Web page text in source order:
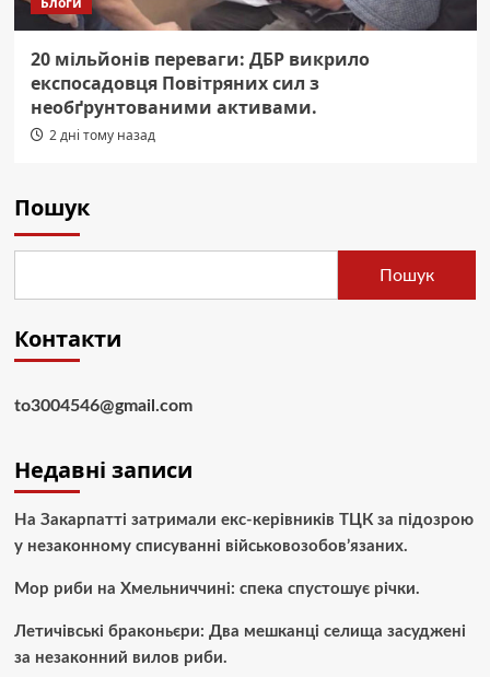
20 мільйонів переваги: ДБР викрило
експосадовця Повітряних сил з
необґрунтованими активами.
2 дні тому назад
Пошук
Пошук
Контакти
to3004546@gmail.com
Недавні записи
На Закарпатті затримали екс-керівників ТЦК за підозрою
у незаконному списуванні військовозобов’язаних.
Мор риби на Хмельниччині: спека спустошує річки.
Летичівські браконьєри: Два мешканці селища засуджені
за незаконний вилов риби.